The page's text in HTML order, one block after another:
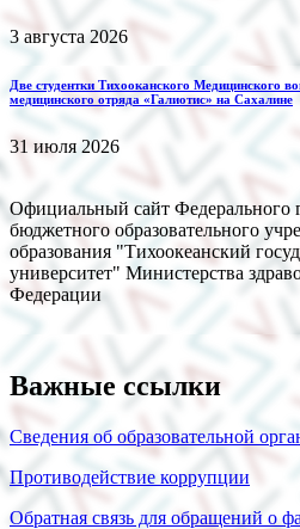
3 августа 2026
Две студентки Тихооканского Медицинского
медицинского отряда «Галиотис» на Сахалине
31 июля 2026
Официальный сайт Федерального
бюджетного образовательного
образования "Тихоокеанский
университет" Министерства
Федерации
Важные ссылки
Сведения об образовательной
Противодействие коррупции
Обратная связь для обращений о